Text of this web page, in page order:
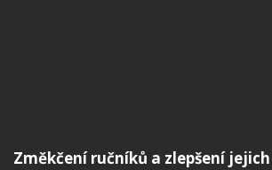
Změkčení ručníků a zlepšení